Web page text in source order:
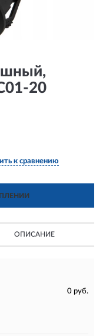
20
к сравнению
ОПИСАНИЕ
0 руб.